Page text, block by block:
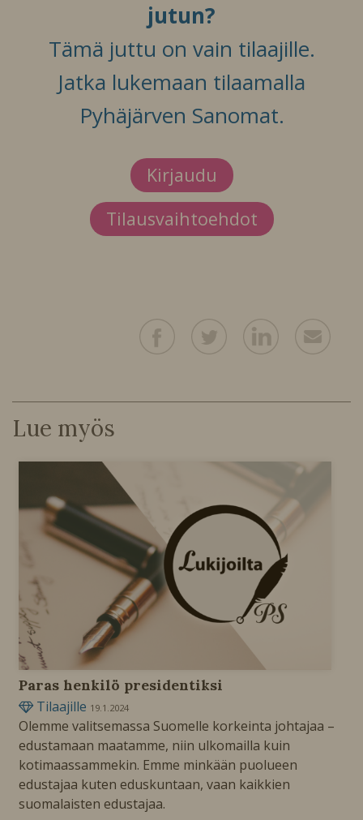
jutun?
Tämä juttu on vain tilaajille.
Jatka lukemaan tilaamalla
Pyhäjärven Sanomat.
Kirjaudu
Tilausvaihtoehdot
Lue myös
Paras henkilö presidentiksi
Tilaajille 19.1.2024
Olemme valitsemassa Suomelle korkeinta johtajaa –
edustamaan maatamme, niin ulkomailla kuin
kotimaassammekin. Emme minkään puolueen
edustajaa kuten eduskuntaan, vaan kaikkien
suomalaisten edustajaa.